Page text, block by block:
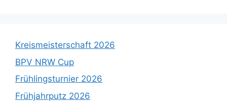
Kreismeisterschaft 2026
BPV NRW Cup
Frühlingsturnier 2026
Frühjahrputz 2026